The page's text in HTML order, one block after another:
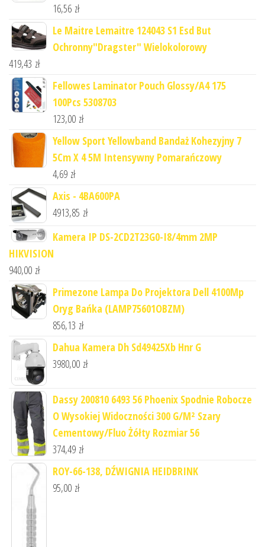
16,56 zł
Le Maitre Lemaitre 124043 S1 Esd But
Ochronny"Dragster" Wielokolorowy
419,43 zł
Fellowes Laminator Pouch Glossy/A4 175
100Pcs 5308703
123,00 zł
Yellow Sport Yellowband Bandaż Kohezyjny 7
5Cm X 4 5M Intensywny Pomarańczowy
4,69 zł
Axis - 4BA600PA
4913,85 zł
Kamera IP DS-2CD2T23G0-I8/4mm 2MP
HIKVISION
940,00 zł
Primezone Lampa Do Projektora Dell 4100Mp
Oryg Bańka (LAMP75601OBZM)
856,13 zł
Dahua Kamera Dh Sd49425Xb Hnr G
3980,00 zł
Dassy 200810 6493 56 Phoenix Spodnie Robocze
O Wysokiej Widoczności 300 G/M² Szary
Cementowy/Fluo Żółty Rozmiar 56
374,49 zł
ROY-66-138, DŹWIGNIA HEIDBRINK
95,00 zł